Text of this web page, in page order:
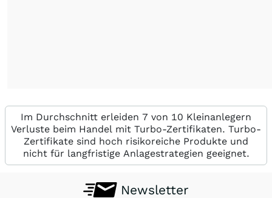
Im Durchschnitt erleiden 7 von 10 Kleinanlegern
Verluste beim Handel mit Turbo-Zertifikaten. Turbo-
Zertifikate sind hoch risikoreiche Produkte und
nicht für langfristige Anlagestrategien geeignet.
Newsletter